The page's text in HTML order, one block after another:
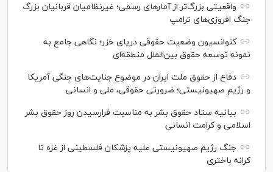
واقعیتی بزرگ‌تر از آمار‌های رسمی؛ غیرنظامیان قربانیان بزرگ
جنگ افروزی‌های ترامپ
کنوانسیون وضعیت حقوقی دریای خزر؛ نگاهی جامع به
نمونه توسعه حقوق بین‌الملل منطقه‌ای
دفاع از حقوق ملت ایران در موضوع جنایت‌های جنگی آمریکا
و رژیم صهیونیستی؛ ضرورتی حقوقی، ملی و انسانی
بیانیه ستاد حقوق بشر به مناسبت فرارسیدن روز حقوق بشر
اسلامی و کرامت انسانی
جنگ رژیم صهیونیستی علیه پزشکان فلسطینی از غزه تا
کرانه باختری